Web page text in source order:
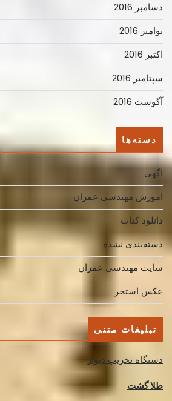
دسامبر 2016
نوامبر 2016
اکتبر 2016
سپتامبر 2016
آگوست 2016
دسته‌ها
اگهی
اموزش مهندسی عمران
دانلود کتاب
دسته‌بندی نشده
سایت مهندسی عمران
عکس استخر
تبلیغات متنی
دستگاه تخریب دیوار
طلا گشت